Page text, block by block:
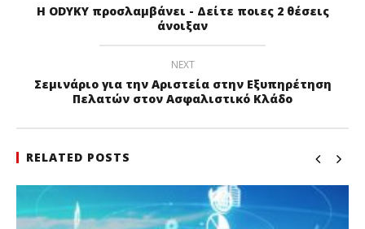
Η ODYKY προσλαμβάνει - Δείτε ποιες 2 θέσεις
άνοιξαν
NEXT
Σεμινάριο για την Αριστεία στην Εξυπηρέτηση
Πελατών στον Ασφαλιστικό Κλάδο
RELATED POSTS